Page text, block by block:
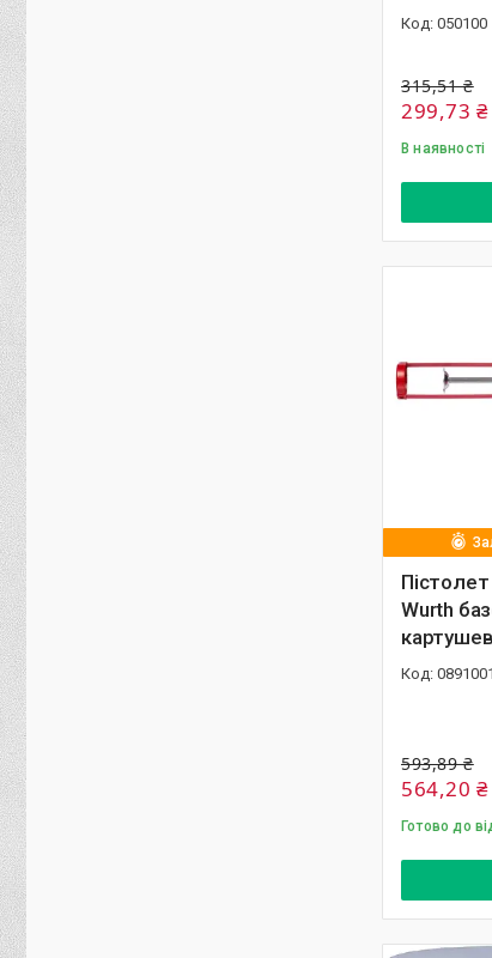
050100
315,51 ₴
299,73 ₴
В наявності
Wurth
0891001
593,89 ₴
564,20 ₴
Готово до